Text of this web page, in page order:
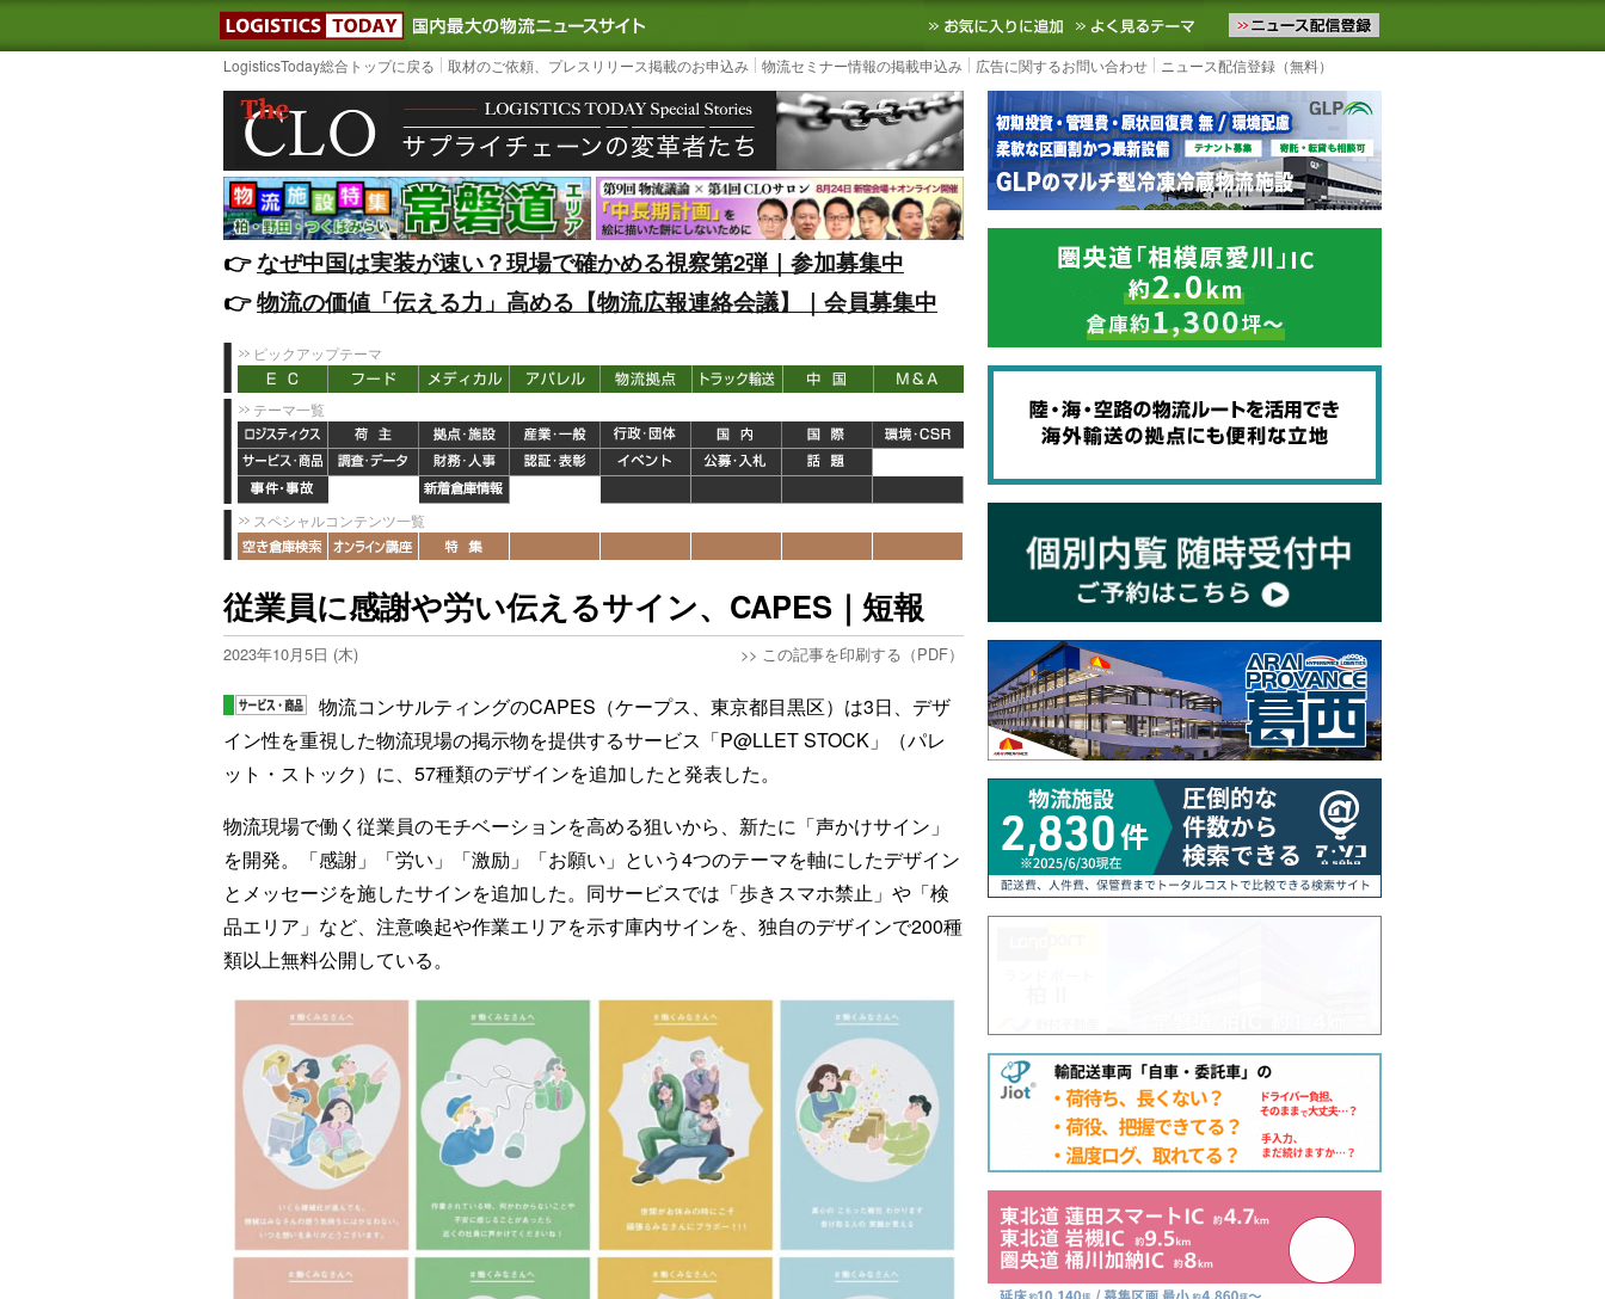
LOGISTICS TODAY｜国内最大の物流ニュースサイト3PL, SCMなど国内外の最新の物流ニュースをお届けします。物流ニュースメール配信を登録す
お気に入りに追加 よく見るテーマ
LogisticsToday総合トップに戻る 取材のご依頼、プレスリリース掲載のお申込み 物流セミナー情報の掲載申込み 広告に関するお問い合わせ ニュース配信登録（無料）
👉️なぜ中国は実装が速い？現場で確かめる視察第2弾｜参加募集中
👉️物流の価値「伝える力」高める【物流広報連絡会議】｜会員募集中
ピックアップテーマ
テーマ一覧
スペシャルコンテンツ一覧
従業員に感謝や労い伝えるサイン、CAPES｜短報
2023年10月5日 (木) >> この記事を印刷する（PDF）
物流コンサルティングのCAPES（ケープス、東京都目黒区）は3日、デザ
イン性を重視した物流現場の掲示物を提供するサービス「P@LLET STOCK」（パレ
ット・ストック）に、57種類のデザインを追加したと発表した。
物流現場で働く従業員のモチベーションを高める狙いから、新たに「声かけサイン」
を開発。「感謝」「労い」「激励」「お願い」という4つのテーマを軸にしたデザイン
とメッセージを施したサインを追加した。同サービスでは「歩きスマホ禁止」や「検
品エリア」など、注意喚起や作業エリアを示す庫内サインを、独自のデザインで200種
類以上無料公開している。